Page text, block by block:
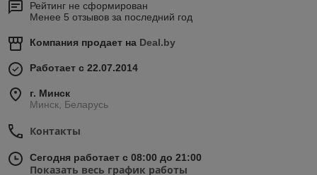
Рейтинг не сформирован
Менее 5 отзывов за последний год
Компания продает на Deal.by
Работает с 22.07.2014
г. Минск
Минск, Беларусь
Контакты
Сегодня работает с 08:00 до 21:00
Показать весь график работы